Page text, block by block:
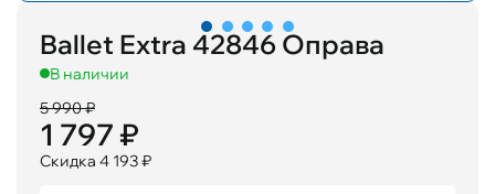
Ballet Extra 42846 Оправа
В наличии
5 990 ₽
1 797 ₽
Скидка 4 193 ₽